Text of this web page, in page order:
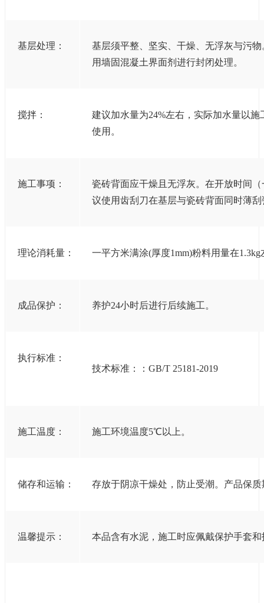
基层处理：
基层须平整、坚实、干燥、无浮灰与污
用墙固混凝土界面剂进行封闭处理。
搅拌：
建议加水量为24%左右，实际加水量以
使用。
施工事项：
瓷砖背面应干燥且无浮灰。在开放时间
议使用齿刮刀在基层与瓷砖背面同时薄
理论消耗量： 一平方米满涂(厚度1mm)粉料用量在
成品保护： 养护24小时后进行后续施工。
执行标准：
技术标准：：GB/T 25181-2019
施工温度： 施工环境温度5℃以上。
储存和运输： 存放于阴凉干燥处，防止受潮。产品保
温馨提示： 本品含有水泥，施工时应佩戴保护手套和